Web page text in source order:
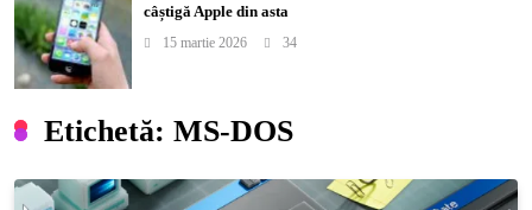
Etichetă: MS-DOS
câștigă Apple din asta
15 martie 2026 34